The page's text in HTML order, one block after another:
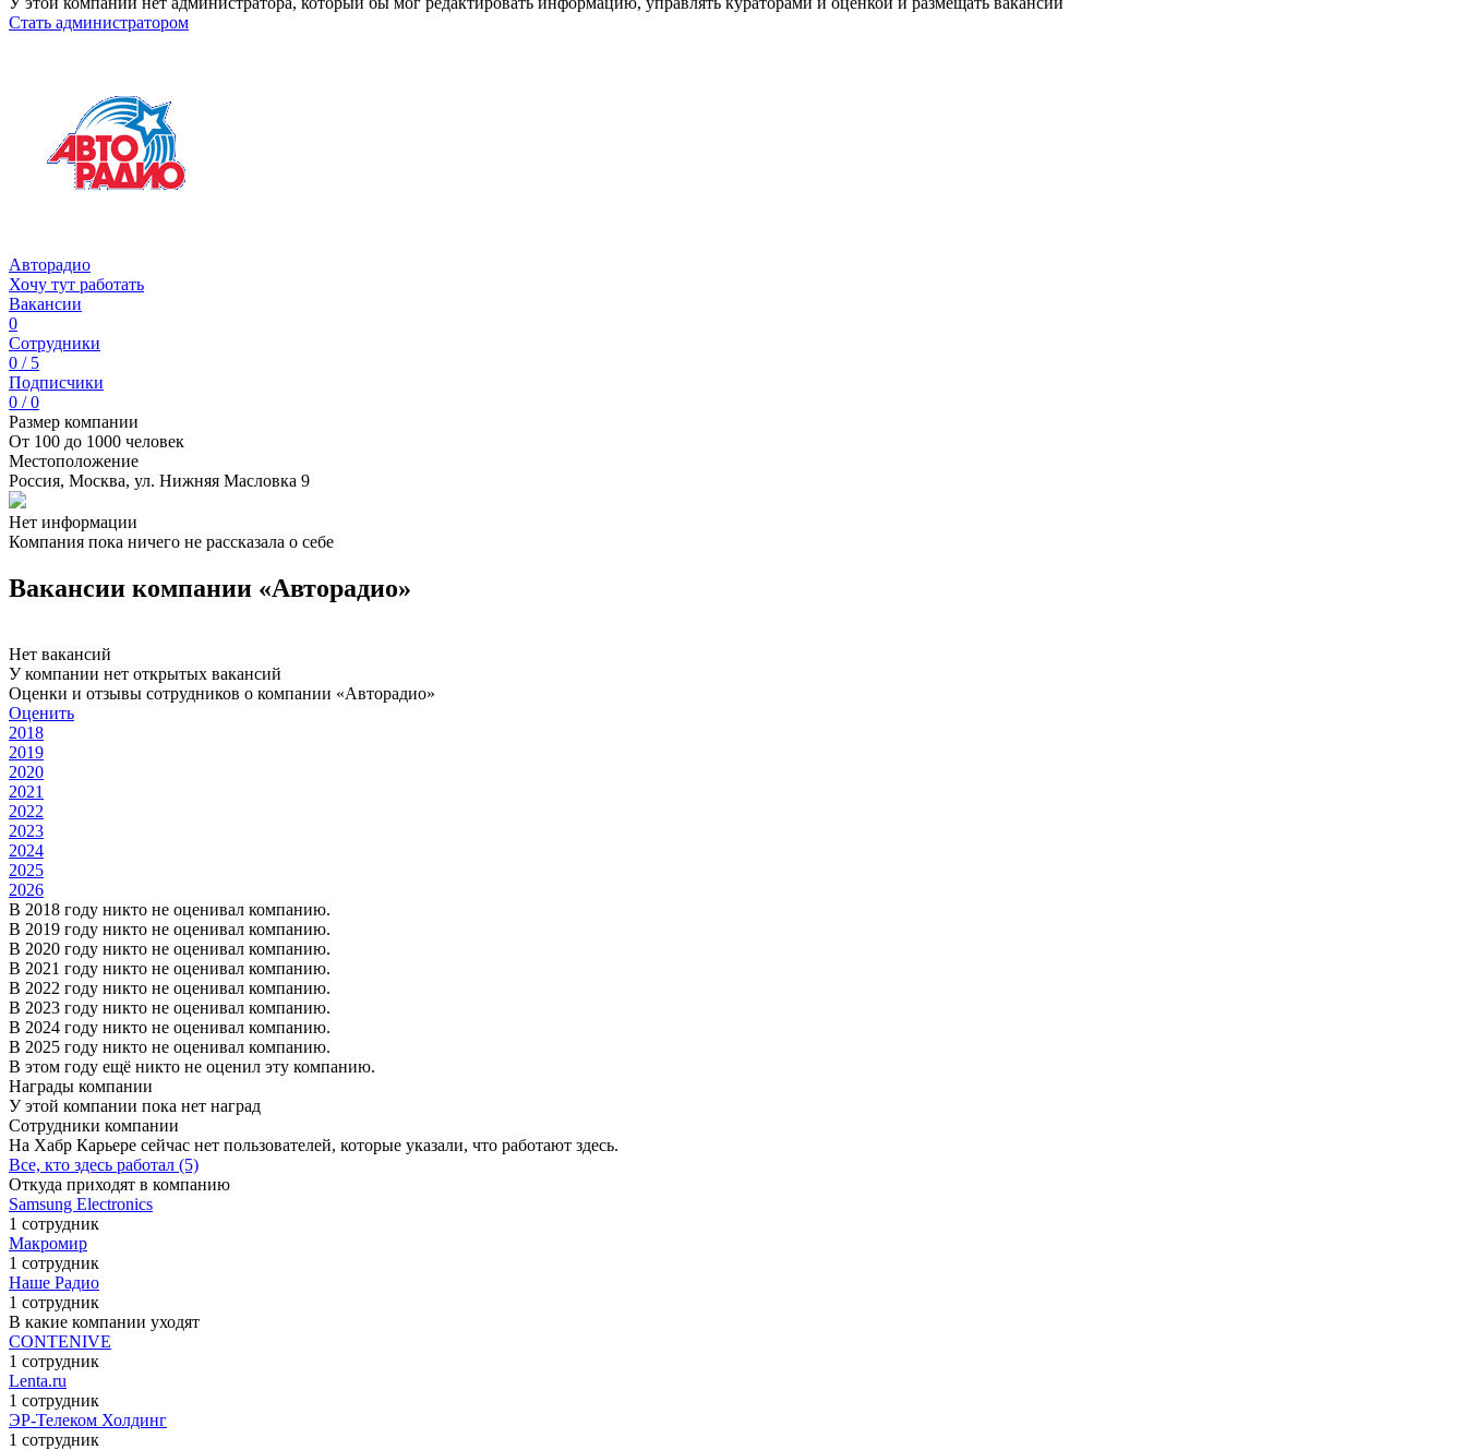
Стать администратором
Авторадио
Хочу тут работать
Вакансии
0
Сотрудники
0 / 5
Подписчики
0 / 0
Размер компании
От 100 до 1000 человек
Местоположение
Россия, Москва, ул. Нижняя Масловка 9
Нет информации
Компания пока ничего не рассказала о себе
Вакансии компании «Авторадио»
Нет вакансий
У компании нет открытых вакансий
Оценки и отзывы сотрудников о компании «Авторадио»
Оценить
2018
2019
2020
2021
2022
2023
2024
2025
2026
В 2018 году никто не оценивал компанию.
В 2019 году никто не оценивал компанию.
В 2020 году никто не оценивал компанию.
В 2021 году никто не оценивал компанию.
В 2022 году никто не оценивал компанию.
В 2023 году никто не оценивал компанию.
В 2024 году никто не оценивал компанию.
В 2025 году никто не оценивал компанию.
В этом году ещё никто не оценил эту компанию.
Награды компании
У этой компании пока нет наград
Сотрудники компании
На Хабр Карьере сейчас нет пользователей, которые указали, что работают здесь.
Все, кто здесь работал (5)
Откуда приходят в компанию
Samsung Electronics
1 сотрудник
Макромир
1 сотрудник
Наше Радио
1 сотрудник
В какие компании уходят
CONTENIVE
1 сотрудник
Lenta.ru
1 сотрудник
ЭР-Телеком Холдинг
1 сотрудник